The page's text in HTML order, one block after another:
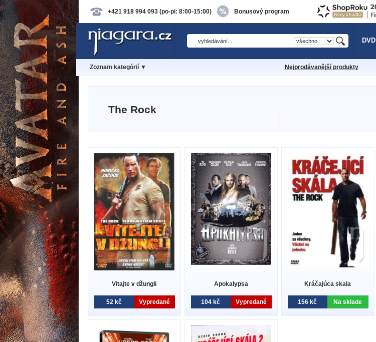
+421 918 994 093 (po-pi: 8:00-15:00) Bonusový program
DVD
Zoznam kategórií ▼ Nejprodávanější produkty
The Rock
Vitajte v džungli
52 kč Vypredané
Apokalypsa
104 kč Vypredané
Kráčajúca skala
156 kč Na sklade